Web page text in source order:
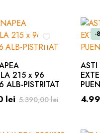
215 x 96
ALB-PISTRITAT
5.390,00lei
lei
-